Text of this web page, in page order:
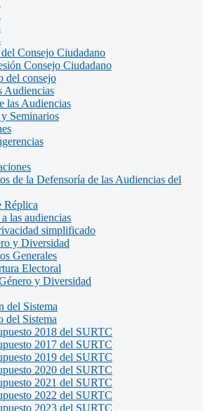
Consejo Ciudadano
Consejo Ciudadano
del consejo
Audiencias
las Audiencias
Seminarios
de la Defensoría de las Audiencias del
Réplica
las audiencias
simplificado
y Diversidad
Generales
Electoral
y Diversidad
del Sistema
del Sistema
2018 del SURTC
2017 del SURTC
2019 del SURTC
2020 del SURTC
2021 del SURTC
2022 del SURTC
2023 del SURTC